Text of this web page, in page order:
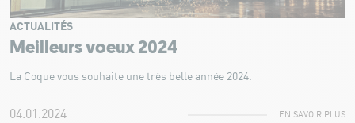
Meilleurs voeux 2024
ACTUALITÉS
La Coque vous souhaite une très belle année 2024.
04.01.2024 EN SAVOIR PLUS